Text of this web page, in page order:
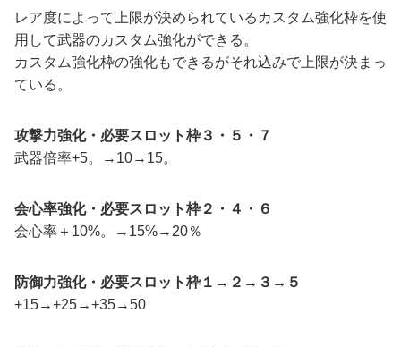
レア度によって上限が決められているカスタム強化枠を使
用して武器のカスタム強化ができる。
カスタム強化枠の強化もできるがそれ込みで上限が決まっ
ている。
攻撃力強化・必要スロット枠３・５・７
武器倍率+5。→10→15。
会心率強化・必要スロット枠２・４・６
会心率＋10%。→15%→20％
防御力強化・必要スロット枠１→２→３→５
+15→+25→+35→50